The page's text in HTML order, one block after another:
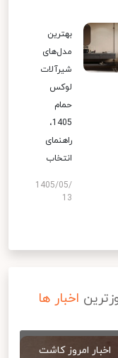
بهترین
مدل‌های
شیرآلات
لوکس
حمام
1405،
راهنمای
انتخاب
1405/05/
13
اخبار ها
اخبار امروز کاشت